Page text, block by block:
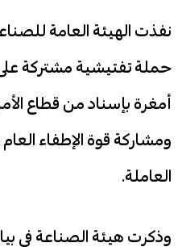
نفذت الهيئة العامة
حملة تفتيشية مشتركة
أمغرة بإسناد من قطاع
ومشاركة قوة الإطفاء
العاملة.
وذكرت هيئة الصناعة في